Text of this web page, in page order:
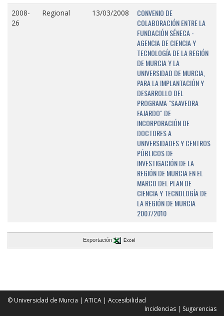
2008-
26
Regional 13/03/2008
CONVENIO DE
COLABORACIÓN ENTRE LA
FUNDACIÓN SÉNECA -
AGENCIA DE CIENCIA Y
TECNOLOGÍA DE LA REGIÓN
DE MURCIA Y LA
UNIVERSIDAD DE MURCIA,
PARA LA IMPLANTACIÓN Y
DESARROLLO DEL
PROGRAMA "SAAVEDRA
FAJARDO" DE
INCORPORACIÓN DE
DOCTORES A
UNIVERSIDADES Y CENTROS
PÚBLICOS DE
INVESTIGACIÓN DE LA
REGIÓN DE MURCIA EN EL
MARCO DEL PLAN DE
CIENCIA Y TECNOLOGÍA DE
LA REGIÓN DE MURCIA
2007/2010
Exportación Excel
© Universidad de Murcia | ATICA | Accesibilidad
Incidencias | Sugerencias